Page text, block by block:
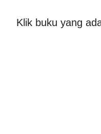
Klik buku yang